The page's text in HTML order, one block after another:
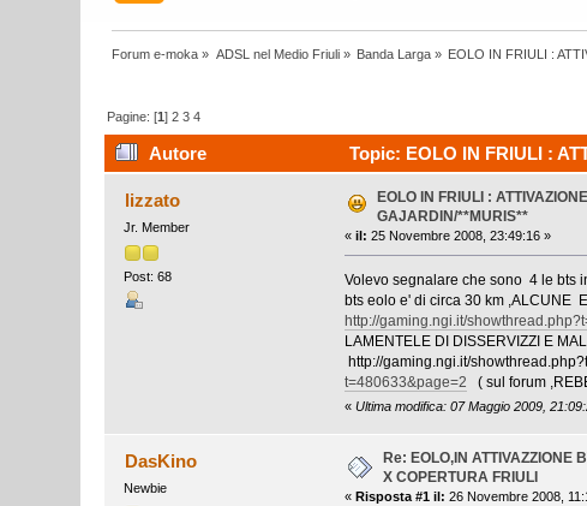
Forum e-moka » ADSL nel Medio Friuli» Banda Larga » EOLO IN FRIULI :
Pagine: [1]2 3 4
Autore Topic: EOLO IN FRIULI :
lizzato
Jr. Member
Post: 68
EOLO IN FRIULI :
GAJARDIN/**MURIS**
« il: 25 Novembre 2008, 23:49:16 »
Volevo segnalare che sono 4 le bts
bts eolo e' di circa 30 km ,ALCUNE
http://gaming.ngi.it/
LAMENTELE DI DISSERVIZZI E
http://gaming.ngi.it/
t=480633&page=2 ( sul forum
« Ultima modifica: 07 Maggio 2009,
DasKino
Newbie
Re: EOLO,IN ATTIVAZZIONE
X COPERTURA FRIULI
« Risposta #1 il: 26 Novembre 2008,